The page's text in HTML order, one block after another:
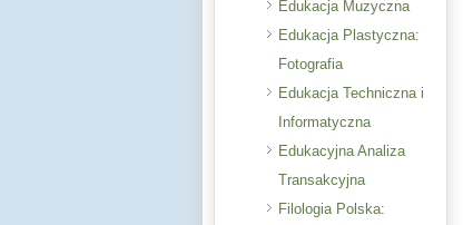
Edukacja Muzyczna
Edukacja Plastyczna:
Fotografia
Edukacja Techniczna i
Informatyczna
Edukacyjna Analiza
Transakcyjna
Filologia Polska: